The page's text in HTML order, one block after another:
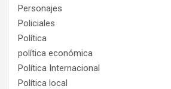
Personajes
Policiales
Política
política económica
Política Internacional
Política local